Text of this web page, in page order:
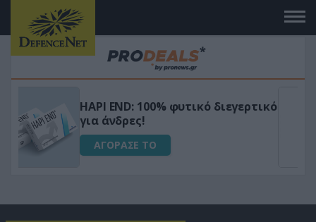
Μεταμόρφωσε τον κήπο σου με το
Ultra Box Μίνι Αλυσοπρίονο με
μπαταρία λιθίου
ΑΓΟΡΑΣΕ ΤΟ